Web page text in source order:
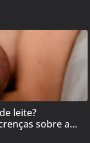
leite?
sobre a